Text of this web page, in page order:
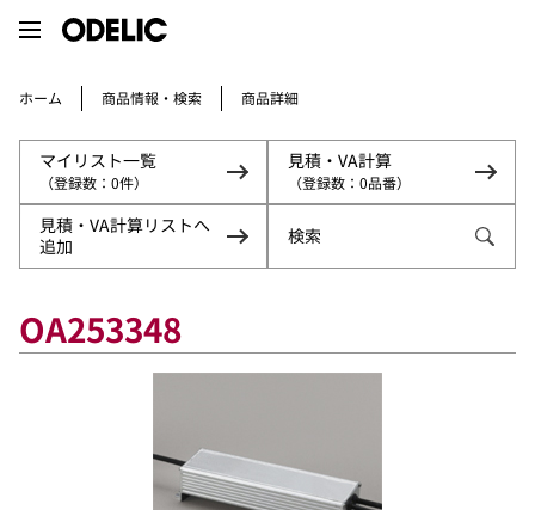
ホーム 商品情報・検索 商品詳細
マイリスト一覧
（登録数： 0件）
見積・VA計算
（登録数： 0品番）
見積・VA計算リストへ
追加
検索
OA253348